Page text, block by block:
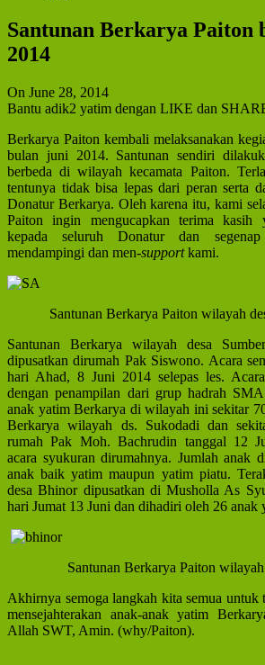
Santunan Berkarya Paiton
2014
On June 28, 2014
Bantu adik2 yatim dengan LIKE dan
Berkarya Paiton kembali melaksanakan
bulan juni 2014. Santunan sendiri
berbeda di wilayah kecamata Paiton.
tentunya tidak bisa lepas dari peran serta
Donatur Berkarya. Oleh karena itu, kami
Paiton ingin mengucapkan terima kasih
kepada seluruh Donatur dan
mendampingi dan men-supportkami.
Santunan Berkarya Paiton wilayah
Santunan Berkarya wilayah desa
dipusatkan dirumah Pak Siswono. Acara
hari Ahad, 8 Juni 2014 selepas les.
dengan penampilan dari grup hadrah
anak yatim Berkarya di wilayah ini sekitar
Berkarya wilayah ds. Sukodadi dan
rumah Pak Moh. Bachrudin tanggal 12
acara syukuran dirumahnya. Jumlah anak
anak baik yatim maupun yatim piatu.
desa Bhinor dipusatkan di Musholla As
hari Jumat 13 Juni dan dihadiri oleh 26 anak
Santunan Berkarya Paiton
Akhirnya semoga langkah kita semua untuk
mensejahterakan anak-anak yatim
Allah SWT, Amin. (why/Paiton).